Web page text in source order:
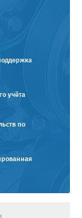
учёта
по